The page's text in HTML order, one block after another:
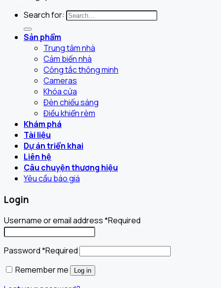
Search for:
Sản phẩm
Trung tâm nhà
Cảm biến nhà
Công tắc thông minh
Cameras
Khóa cửa
Đèn chiếu sáng
Điều khiển rèm
Khám phá
Tài liệu
Dự án triển khai
Liên hệ
Câu chuyện thương hiệu
Yêu cầu báo giá
Login
Username or email address*Required
Password*Required
Remember me
Log in